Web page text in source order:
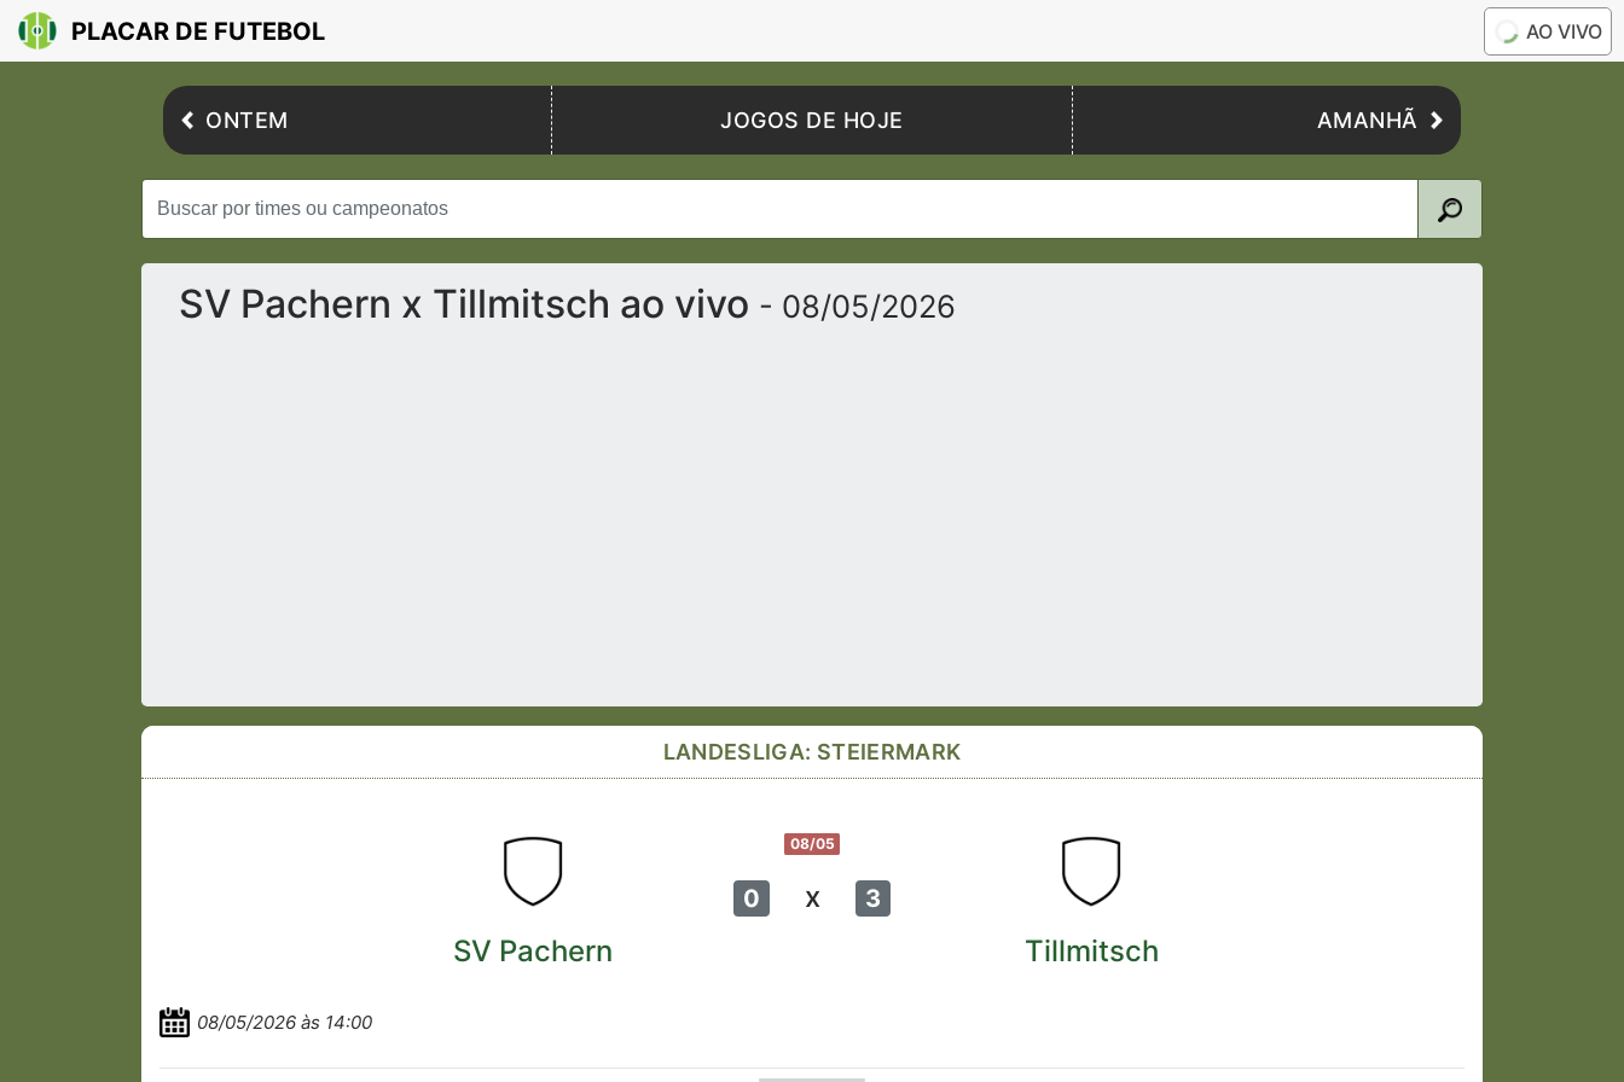
PLACAR DE FUTEBOL AO VIVO
ONTEM JOGOS DE HOJE AMANHÃ
SV Pachern x Tillmitsch ao vivo - 08/05/2026
LANDESLIGA: STEIERMARK
08/05
0 x 3
SV Pachern Tillmitsch
08/05/2026 às 14:00